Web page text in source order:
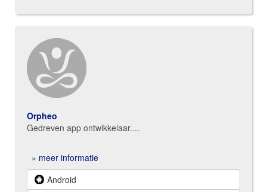
Orpheo
Gedreven app ontwikkelaar....
» meer informatie
Android